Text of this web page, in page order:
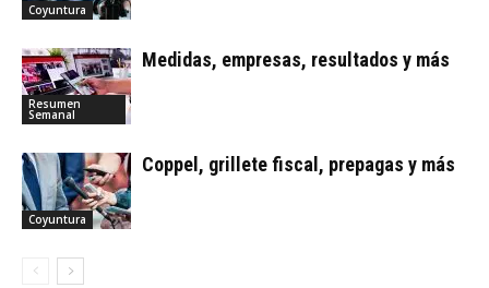
Coyuntura
Resumen
Semanal
Medidas, empresas, resultados y más
Coyuntura
Coppel, grillete fiscal, prepagas y más